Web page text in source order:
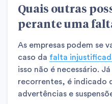
Quais outras
perante uma
As empresas podem se
caso da falta
isso não é necessário.
recorrentes, é indicado
advertências e